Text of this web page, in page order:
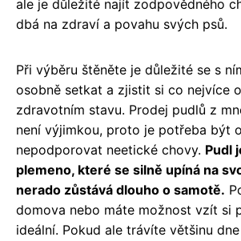
ale je důležité najít zodpovědného
dbá na zdraví a povahu svých psů.
Při výběru štěněte je důležité se s
osobně setkat a zjistit si co nejvíce
zdravotním stavu. Prodej pudlů z
není výjimkou, proto je potřeba být
nepodporovat neetické chovy. Pudl
plemeno, které se silně upíná na
nerado zůstává dlouho o samotě.
domova nebo máte možnost vzít si
ideální. Pokud ale trávíte většinu